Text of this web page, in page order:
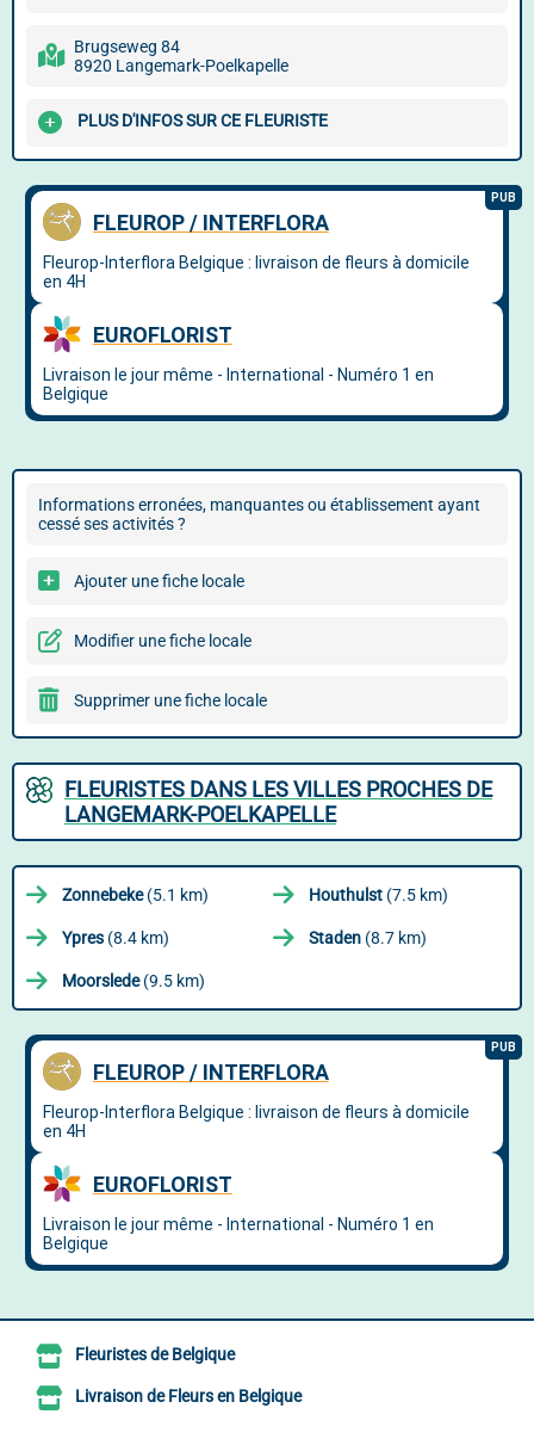
Brugseweg 84
8920 Langemark-Poelkapelle
PLUS D'INFOS SUR CE FLEURISTE
Informations erronées, manquantes ou établissement ayant
cessé ses activités ?
Ajouter une fiche locale
Modifier une fiche locale
Supprimer une fiche locale
FLEURISTES DANS LES VILLES PROCHES DE
LANGEMARK-POELKAPELLE
Zonnebeke(5.1 km) Houthulst (7.5 km)
Ypres (8.4 km) Staden (8.7 km)
Moorslede(9.5 km)
Fleuristes de Belgique
Livraison de Fleurs en Belgique